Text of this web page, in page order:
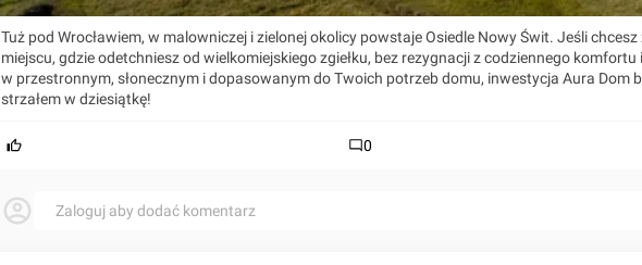
Tuż pod Wrocławiem, w malowniczej i zielonej okolicy powstaje Osiedle Nowy Świt. Jeśli chcesz
miejscu, gdzie odetchniesz od wielkomiejskiego zgiełku, bez rezygnacji z codziennego komfortu
w przestronnym, słonecznym i dopasowanym do Twoich potrzeb domu, inwestycja Aura Dom
strzałem w dziesiątkę!
0
Zaloguj aby dodać komentarz